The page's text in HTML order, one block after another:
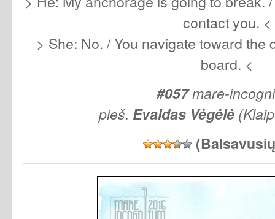
contact you. <
> She: No. / You navigate toward the
board. <
#057mare-
pieš. Evaldas Vėgėlė